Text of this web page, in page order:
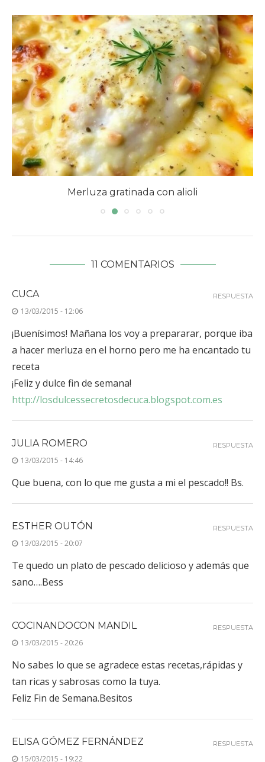
Merluza gratinada con alioli
11 COMENTARIOS
CUCA
13/03/2015 - 12:06
¡Buenísimos! Mañana los voy a prepararar, porque iba
a hacer merluza en el horno pero me ha encantado tu
receta
¡Feliz y dulce fin de semana!
http://losdulcessecretosdecuca.blogspot.com.es
RESPUESTA
JULIA ROMERO
13/03/2015 - 14:46
Que buena, con lo que me gusta a mi el pescado!! Bs.
RESPUESTA
ESTHER OUTÓN
13/03/2015 - 20:07
Te quedo un plato de pescado delicioso y además que
sano….Bess
RESPUESTA
COCINANDOCON MANDIL
13/03/2015 - 20:26
No sabes lo que se agradece estas recetas,rápidas y
tan ricas y sabrosas como la tuya.
Feliz Fin de Semana.Besitos
RESPUESTA
ELISA GÓMEZ FERNÁNDEZ
15/03/2015 - 19:22
RESPUESTA